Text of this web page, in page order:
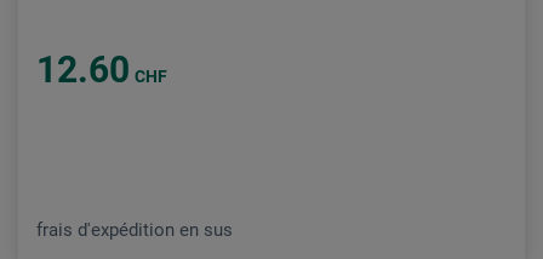
12.60 CHF
frais d'expédition en sus